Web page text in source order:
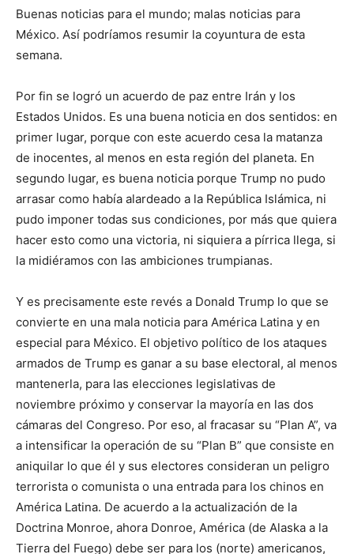
Buenas noticias para el mundo; malas noticias para
México. Así podríamos resumir la coyuntura de esta
semana.
Por fin se logró un acuerdo de paz entre Irán y los
Estados Unidos. Es una buena noticia en dos sentidos: en
primer lugar, porque con este acuerdo cesa la matanza
de inocentes, al menos en esta región del planeta. En
segundo lugar, es buena noticia porque Trump no pudo
arrasar como había alardeado a la República Islámica, ni
pudo imponer todas sus condiciones, por más que quiera
hacer esto como una victoria, ni siquiera a pírrica llega, si
la midiéramos con las ambiciones trumpianas.
Y es precisamente este revés a Donald Trump lo que se
convierte en una mala noticia para América Latina y en
especial para México. El objetivo político de los ataques
armados de Trump es ganar a su base electoral, al menos
mantenerla, para las elecciones legislativas de
noviembre próximo y conservar la mayoría en las dos
cámaras del Congreso. Por eso, al fracasar su “Plan A”, va
a intensificar la operación de su “Plan B” que consiste en
aniquilar lo que él y sus electores consideran un peligro
terrorista o comunista o una entrada para los chinos en
América Latina. De acuerdo a la actualización de la
Doctrina Monroe, ahora Donroe, América (de Alaska a la
Tierra del Fuego) debe ser para los (norte) americanos,